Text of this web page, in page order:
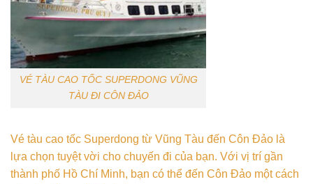
VÉ TÀU CAO TỐC SUPERDONG VŨNG
TÀU ĐI CÔN ĐẢO
Vé tàu cao tốc Superdong từ Vũng Tàu đến Côn Đảo là
lựa chọn tuyệt vời cho chuyến đi của bạn. Với vị trí gần
thành phố Hồ Chí Minh, bạn có thể đến Côn Đảo một cách